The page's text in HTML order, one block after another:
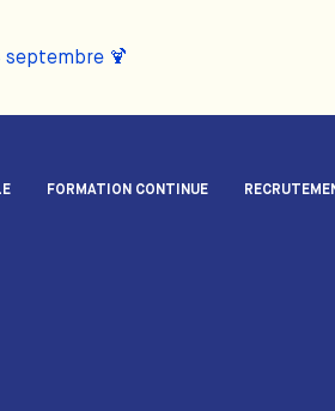
🍹
FORMATION CONTINUE